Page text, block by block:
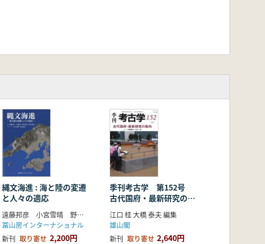
縄文海進 : 海と陸の変遷
と人々の適応
遠藤邦彦 小宮雪晴 野内秀明 野口真利江 著
冨山房インターナショナル
新刊 取り寄せ 2,200円
季刊考古学 第152号
古代国府・最新研究の動
向
江口 桂 大橋 泰夫 編集
雄山閣
新刊 取り寄せ 2,640円